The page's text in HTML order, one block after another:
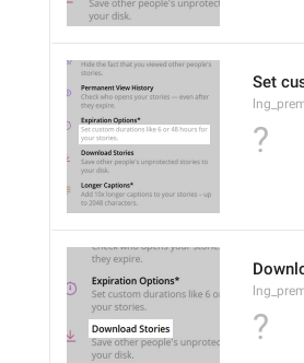
Set
?
?